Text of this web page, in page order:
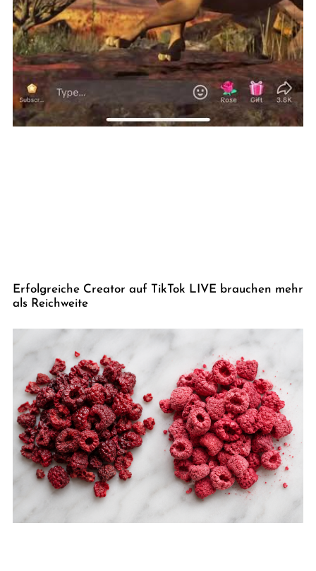
Erfolgreiche Creator auf TikTok LIVE brauchen mehr
als Reichweite